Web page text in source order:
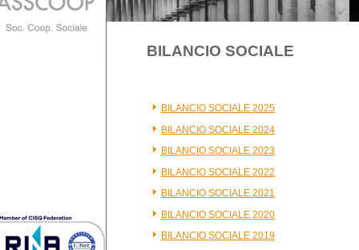
BILANCIO SOCIALE
BILANCIO SOCIALE 2025
BILANCIO SOCIALE 2024
BILANCIO SOCIALE 2023
BILANCIO SOCIALE 2022
BILANCIO SOCIALE 2021
BILANCIO SOCIALE 2020
BILANCIO SOCIALE 2019